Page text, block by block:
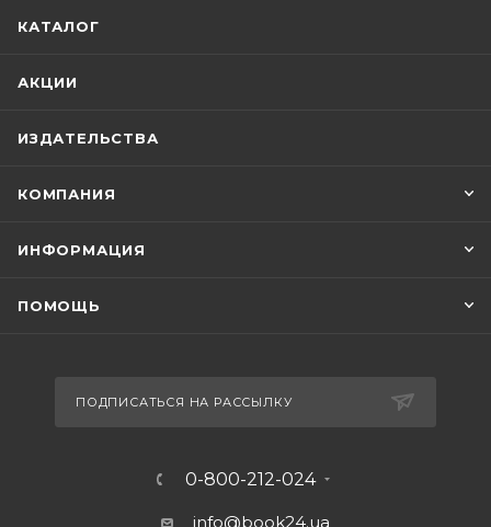
КАТАЛОГ
АКЦИИ
ИЗДАТЕЛЬСТВА
КОМПАНИЯ
ИНФОРМАЦИЯ
ПОМОЩЬ
ПОДПИСАТЬСЯ НА РАССЫЛКУ
0-800-212-024
info@book24.ua